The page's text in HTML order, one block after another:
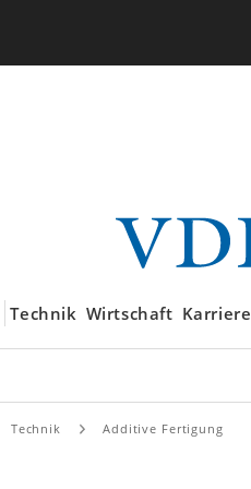
Technik Wirtschaft Karriere
Technik Additive Fertigung